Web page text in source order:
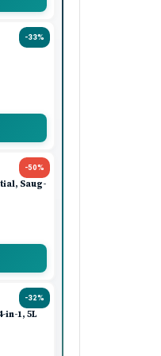
-33%
-50%
Saug-
-32%
in-1, 5L